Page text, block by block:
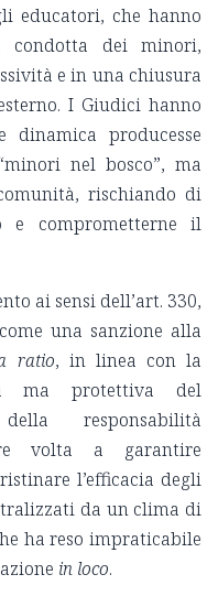
educatori, che hanno
condotta dei minori,
e in una chiusura
I Giudici hanno
producesse
nel bosco”, ma
rischiando di
e comprometterne il
ai sensi dell’art. 330,
una sanzione alla
ratio, in linea con la
ma protettiva del
responsabilità
volta a garantire
l’efficacia degli
da un clima di
ha reso impraticabile
in loco.